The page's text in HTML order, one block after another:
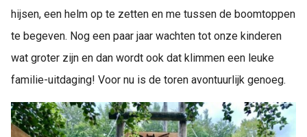
hijsen, een helm op te zetten en me tussen de boomtoppen
te begeven. Nog een paar jaar wachten tot onze kinderen
wat groter zijn en dan wordt ook dat klimmen een leuke
familie-uitdaging! Voor nu is de toren avontuurlijk genoeg.